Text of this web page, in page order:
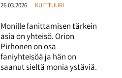
26.03.2026 KULTTUURI
Monille fanittamisen tärkein
asia on yhteisö. Orion
Pirhonen on osa
faniyhteisöä ja hän on
saanut sieltä monia ystäviä.